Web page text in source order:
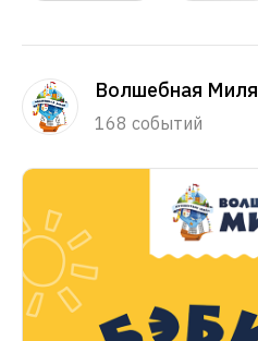
Волшебная Миля
168 событий